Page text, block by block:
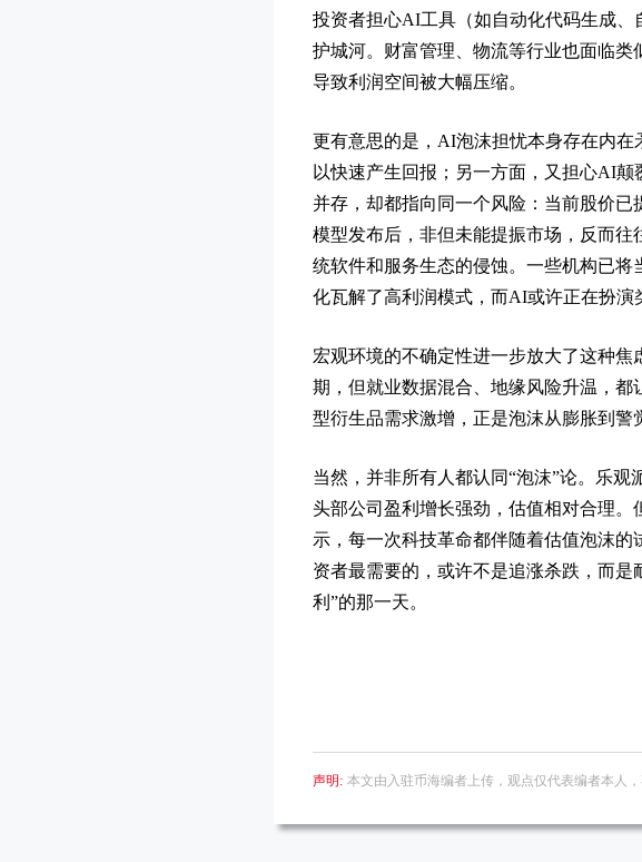
投资者担心AI工具（如自动化代码生成、
护城河。财富管理、物流等行业也面临
导致利润空间被大幅压缩。
更有意思的是，AI泡沫担忧本身存在内
以快速产生回报；另一方面，又担心AI
并存，却都指向同一个风险：当前股价
模型发布后，非但未能提振市场，反而
统软件和服务生态的侵蚀。一些机构已
化瓦解了高利润模式，而AI或许正在扮演
宏观环境的不确定性进一步放大了这种
期，但就业数据混合、地缘风险升温，
型衍生品需求激增，正是泡沫从膨胀到警
当然，并非所有人都认同“泡沫”论。乐
头部公司盈利增长强劲，估值相对合理
示，每一次科技革命都伴随着估值泡沫
资者最需要的，或许不是追涨杀跌，而
利”的那一天。
声明: 本文由入驻币海编者上传，观点仅代表编者本人